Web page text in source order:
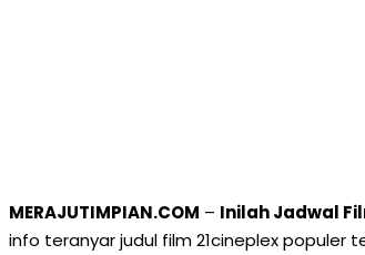
MERAJUTIMPIAN.COM – Inilah Jadwal
info teranyar judul film 21cineplex populer